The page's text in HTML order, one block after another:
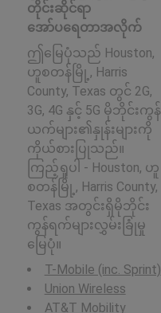
တိုင်းဆိုင်ရာ
အော်ပရေတာအလိုက်
ဤမြေပုံသည် Houston,
ဟူစတန်မြို့, Harris
County, Texas တွင် 2G,
3G, 4G နှင့် 5G မိုဘိုင်းကွန်
ယက်များ၏နှုန်းများကို
ကိုယ်စားပြုသည်။
ကြည့်ရှုပါ - Houston, ဟူ
စတန်မြို့, Harris County,
Texas အတွင်းရှိမိုဘိုင်း
ကွန်ရက်များလွှမ်းခြုံမှု
မြေပုံ။
T-Mobile (inc. Sprint)
Union Wireless
AT&T Mobility